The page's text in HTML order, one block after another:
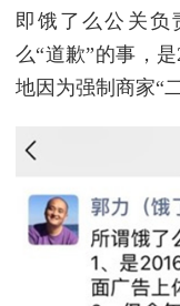
即饿了么公关负
么“道歉”的事，
地因为强制商家“